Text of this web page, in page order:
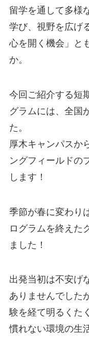
留学を通して多様
学び、視野を広げ
心を開く機会」と
か。
今回ご紹介する短
グラムには、全国
た。
厚木キャンパスか
ングフィールドの
します！
季節が春に変わり
ログラムを終えた
ました！
出発当初は不安げ
ありませんでした
験を経て明るくた
慣れない環境の生